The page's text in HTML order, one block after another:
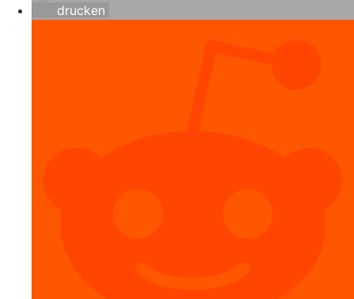
drucken